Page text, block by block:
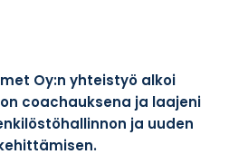
Oy:n yhteistyö alkoi
coachauksena ja laajeni
ja uuden